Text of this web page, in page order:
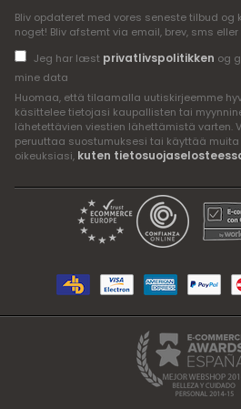
Bliv opdateret med vores seneste tilbud
noget! Bliv afstemt via email, brev, sms
Jeg har læst privatlivspolitikken og
mine data
Huomaa, että tilaamalla uutiskirjeemme
käsittelee tietojasi kaupallisten tai
lähetettävien viestien lähettämistä varten.
peruuttaa suostumuksesi tai käyttää
oikeuksiasi, kuten